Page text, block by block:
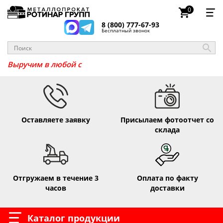
8 (800) 777-67-93
Бесплатный звонок
0
Выручим в л
Оставляете заявку
Присылаем фотоотчет со
склада
Отгружаем в течение 3
часов
Оплата по факту
доставки
Каталог продукции